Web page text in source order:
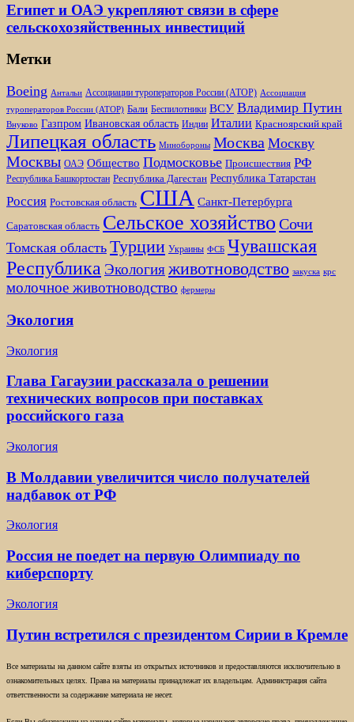
Египет и ОАЭ укрепляют связи в сфере
сельскохозяйственных инвестиций
Метки
Boeing Антальи Ассоциации туроператоров России (АТОР) Ассоциация
туроператоров России (АТОР) Бали Беспилотники ВСУ Владимир Путин
Внуково Газпром Ивановская область Индии Италии Красноярский край
Липецкая область Минобороны Москва Москву
Москвы ОАЭ Общество Подмосковье Происшествия РФ
Республика Башкортостан Республика Дагестан Республика Татарстан
Россия Ростовская область США Санкт-Петербурга
Саратовская область Сельское хозяйство Сочи
Томская область Турции Украины ФСБ Чувашская
Республика Экологияживотноводство закуска крс
молочное животноводство фермеры
Экология
Экология
Глава Гагаузии рассказала о решении
технических вопросов при поставках
российского газа
Экология
В Молдавии увеличится число получателей
надбавок от РФ
Экология
Россия не поедет на первую Олимпиаду по
киберспорту
Экология
Путин встретился с президентом Сирии в Кремле
Все материалы на данном сайте взяты из открытых источников и предоставляются исключительно в
ознакомительных целях. Права на материалы принадлежат их владельцам. Администрация сайта
ответственности за содержание материала не несет.